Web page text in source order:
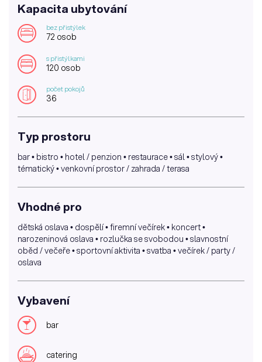
Kapacita ubytování
bez přistýlek
72 osob
s přistýlkami
120 osob
počet pokojů
36
Typ prostoru
bar • bistro • hotel / penzion • restaurace • sál • stylový •
tématický • venkovní prostor / zahrada / terasa
Vhodné pro
dětská oslava • dospělí • firemní večírek • koncert •
narozeninová oslava • rozlučka se svobodou • slavnostní
oběd / večeře • sportovní aktivita • svatba • večírek / party /
oslava
Vybavení
bar
catering